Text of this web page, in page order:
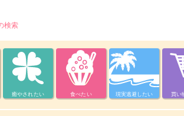
検索
癒やされたい 食べたい 現実逃避したい 買い